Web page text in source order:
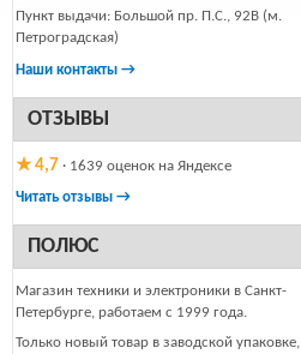
Пункт выдачи: Большой пр. П.С., 92В (м.
Петроградская)
Наши контакты →
ОТЗЫВЫ
★ 4,7 · 1639 оценок на Яндексе
Читать отзывы →
ПОЛЮС
Магазин техники и электроники в Санкт-
Петербурге, работаем с 1999 года.
Только новый товар в заводской упаковке,